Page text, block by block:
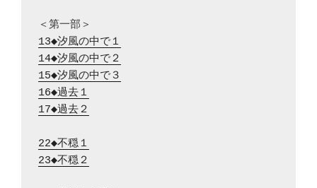
13◆汐風の中で１
14◆汐風の中で２
15◆汐風の中で３
16◆過去１
17◆過去２
22◆不穏１
23◆不穏２